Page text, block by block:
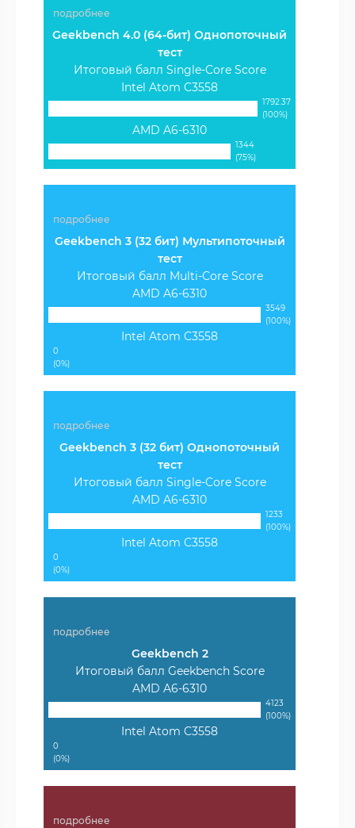
подробнее
Geekbench 4.0 (64-бит) Однопоточный
тест
Итоговый балл Single-Core Score
Intel Atom C3558
1792.37
(100%)
AMD A6-6310
1344
(75%)
подробнее
Geekbench 3 (32 бит) Мультипоточный
тест
Итоговый балл Multi-Core Score
AMD A6-6310
3549
(100%)
Intel Atom C3558
0
(0%)
подробнее
Geekbench 3 (32 бит) Однопоточный
тест
Итоговый балл Single-Core Score
AMD A6-6310
1233
(100%)
Intel Atom C3558
0
(0%)
подробнее
Geekbench 2
Итоговый балл Geekbench Score
AMD A6-6310
4123
(100%)
Intel Atom C3558
0
(0%)
подробнее